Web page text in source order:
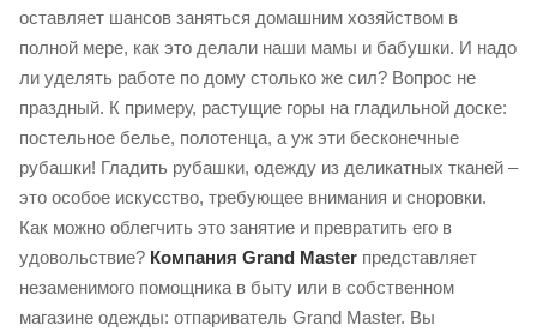
оставляет шансов заняться домашним хозяйством в
полной мере, как это делали наши мамы и бабушки. И надо
ли уделять работе по дому столько же сил? Вопрос не
праздный. К примеру, растущие горы на гладильной доске:
постельное белье, полотенца, а уж эти бесконечные
рубашки! Гладить рубашки, одежду из деликатных тканей –
это особое искусство, требующее внимания и сноровки.
Как можно облегчить это занятие и превратить его в
удовольствие? Компания Grand Master представляет
незаменимого помощника в быту или в собственном
магазине одежды: отпариватель Grand Master. Вы